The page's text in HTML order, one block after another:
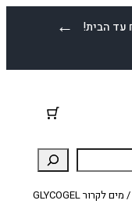
←
/ מים לקרור GLYCOGEL